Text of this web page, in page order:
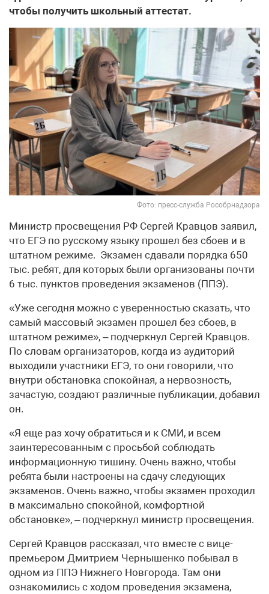
чтобы получить школьный аттестат.
Фото: пресс-служба Рособрнадзора
Министр просвещения РФ Сергей Кравцов заявил,
что ЕГЭ по русскому языку прошел без сбоев и в
штатном режиме. Экзамен сдавали порядка 650
тыс. ребят, для которых были организованы почти
6 тыс. пунктов проведения экзаменов (ППЭ).
«Уже сегодня можно с уверенностью сказать, что
самый массовый экзамен прошел без сбоев, в
штатном режиме», – подчеркнул Сергей Кравцов.
По словам организаторов, когда из аудиторий
выходили участники ЕГЭ, то они говорили, что
внутри обстановка спокойная, а нервозность,
зачастую, создают различные публикации, добавил
он.
«Я еще раз хочу обратиться и к СМИ, и всем
заинтересованным с просьбой соблюдать
информационную тишину. Очень важно, чтобы
ребята были настроены на сдачу следующих
экзаменов. Очень важно, чтобы экзамен проходил
в максимально спокойной, комфортной
обстановке», – подчеркнул министр просвещения.
Сергей Кравцов рассказал, что вместе с вице-
премьером Дмитрием Чернышенко побывал в
одном из ППЭ Нижнего Новгорода. Там они
ознакомились с ходом проведения экзамена,